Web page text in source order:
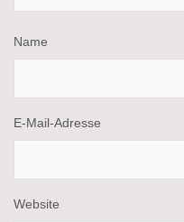
Name
E-Mail-Adresse
Website